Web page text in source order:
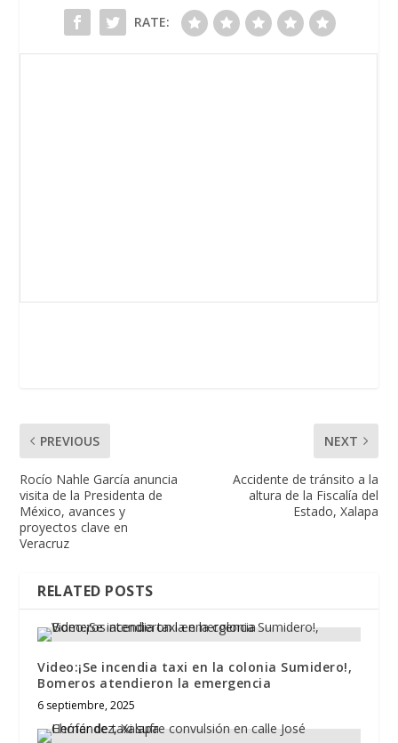
RATE:
PREVIOUS
Rocío Nahle García anuncia
visita de la Presidenta de
México, avances y
proyectos clave en
Veracruz
NEXT
Accidente de tránsito a la
altura de la Fiscalía del
Estado, Xalapa
RELATED POSTS
Video:¡Se incendia taxi en la colonia Sumidero!,
Bomeros atendieron la emergencia
6 septiembre, 2025